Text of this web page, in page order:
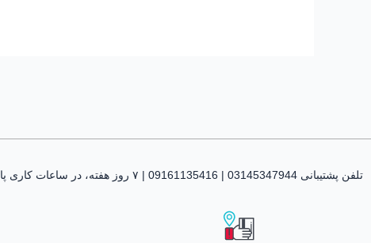
تلفن پشتیبانی 03145347944 | 09161135416 | ۷ روز هفته، در ساعات کاری پاسخگوی شما هستیم